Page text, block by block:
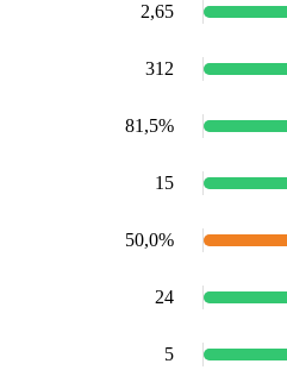
2,65
312
81,5%
15
50,0%
24
5